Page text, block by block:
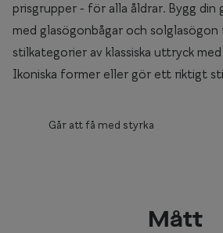
prisgrupper - för alla åldrar. Bygg din
med glasögonbågar och solglasögon
stilkategorier av klassiska uttryck
Ikoniska former eller gör ett riktigt
Går att få med styrka
Mått